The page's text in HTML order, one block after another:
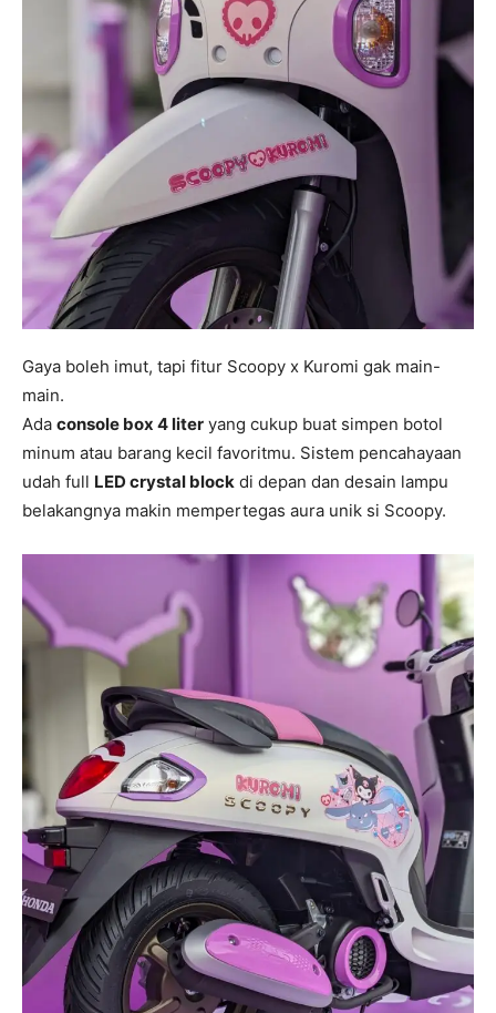
Gaya boleh imut, tapi fitur Scoopy x Kuromi gak main-
main.
Ada console box 4 liter yang cukup buat simpen botol
minum atau barang kecil favoritmu. Sistem pencahayaan
udah full LED crystal block di depan dan desain lampu
belakangnya makin mempertegas aura unik si Scoopy.